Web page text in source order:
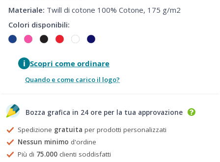
Materiale: Twill di cotone 100% Cotone, 175 g/m2
Colori disponibili:
i Scopri come ordinare
Quando e come carico il logo?
Bozza grafica in 24 ore per la tua approvazione
Spedizione gratuita per prodotti personalizzati
Nessun minimo d'ordine
Più di 75.000 clienti soddisfatti